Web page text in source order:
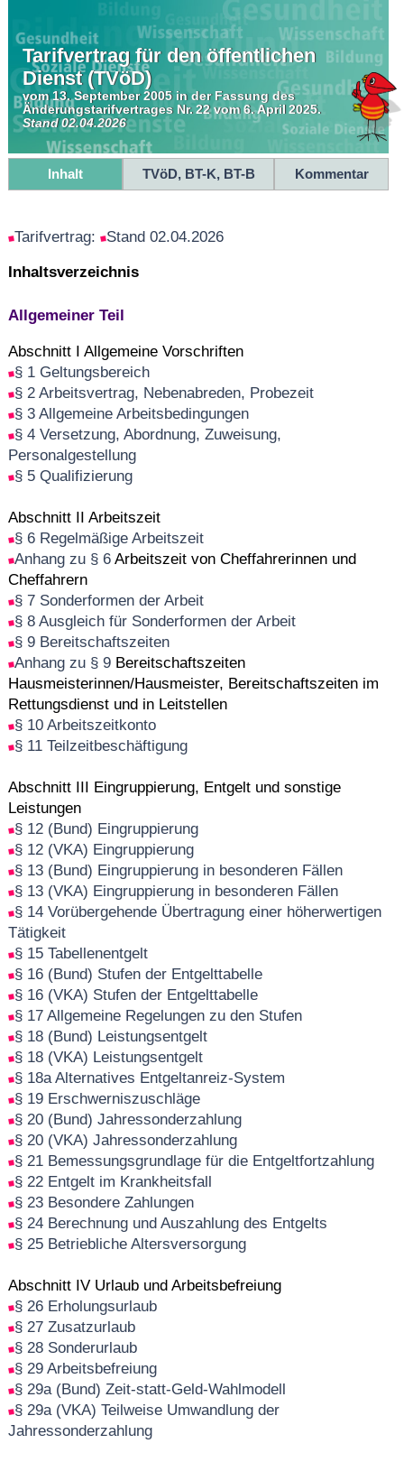
Tarifvertrag für den öffentlichen
Dienst (TVöD)
vom 13. September 2005 in der Fassung des
Änderungstarifvertrages Nr. 22 vom 6. April 2025.
Stand 02.04.2026
Inhalt TVöD, BT-K, BT-B Kommentar
Tarifvertrag: Stand 02.04.2026
Inhaltsverzeichnis
Allgemeiner Teil
Abschnitt I Allgemeine Vorschriften
§ 1 Geltungsbereich
§ 2 Arbeitsvertrag, Nebenabreden, Probezeit
§ 3 Allgemeine Arbeitsbedingungen
§ 4 Versetzung, Abordnung, Zuweisung,
Personalgestellung
§ 5 Qualifizierung
Abschnitt II Arbeitszeit
§ 6 Regelmäßige Arbeitszeit
Anhang zu § 6 Arbeitszeit von Cheffahrerinnen und
Cheffahrern
§ 7 Sonderformen der Arbeit
§ 8 Ausgleich für Sonderformen der Arbeit
§ 9 Bereitschaftszeiten
Anhang zu § 9 Bereitschaftszeiten
Hausmeisterinnen/Hausmeister, Bereitschaftszeiten im
Rettungsdienst und in Leitstellen
§ 10 Arbeitszeitkonto
§ 11 Teilzeitbeschäftigung
Abschnitt III Eingruppierung, Entgelt und sonstige
Leistungen
§ 12 (Bund) Eingruppierung
§ 12 (VKA) Eingruppierung
§ 13 (Bund) Eingruppierung in besonderen Fällen
§ 13 (VKA) Eingruppierung in besonderen Fällen
§ 14 Vorübergehende Übertragung einer höherwertigen
Tätigkeit
§ 15 Tabellenentgelt
§ 16 (Bund) Stufen der Entgelttabelle
§ 16 (VKA) Stufen der Entgelttabelle
§ 17 Allgemeine Regelungen zu den Stufen
§ 18 (Bund) Leistungsentgelt
§ 18 (VKA) Leistungsentgelt
§ 18a Alternatives Entgeltanreiz-System
§ 19 Erschwerniszuschläge
§ 20 (Bund) Jahressonderzahlung
§ 20 (VKA) Jahressonderzahlung
§ 21 Bemessungsgrundlage für die Entgeltfortzahlung
§ 22 Entgelt im Krankheitsfall
§ 23 Besondere Zahlungen
§ 24 Berechnung und Auszahlung des Entgelts
§ 25 Betriebliche Altersversorgung
Abschnitt IV Urlaub und Arbeitsbefreiung
§ 26 Erholungsurlaub
§ 27 Zusatzurlaub
§ 28 Sonderurlaub
§ 29 Arbeitsbefreiung
§ 29a (Bund) Zeit-statt-Geld-Wahlmodell
§ 29a (VKA) Teilweise Umwandlung der
Jahressonderzahlung